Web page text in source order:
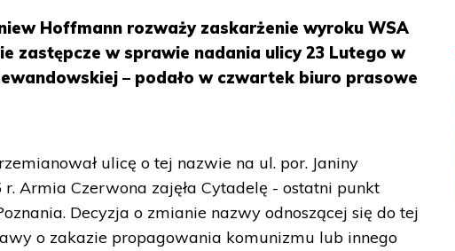
Hoffmann rozważy zaskarżenie wyroku WSA
zastępcze w sprawie nadania ulicy 23 Lutego w
– podało w czwartek biuro prasowe
ulicę o tej nazwie na ul. por. Janiny
Armia Czerwona zajęła Cytadelę - ostatni punkt
Decyzja o zmianie nazwy odnoszącej się do tej
o zakazie propagowania komunizmu lub innego